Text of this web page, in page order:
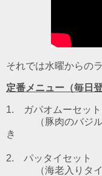
それでは水曜からの
定番メニュー（毎日
1. ガパオムーセッ
（豚肉のバジ
き
2. パッタイセット
（海老入りタ